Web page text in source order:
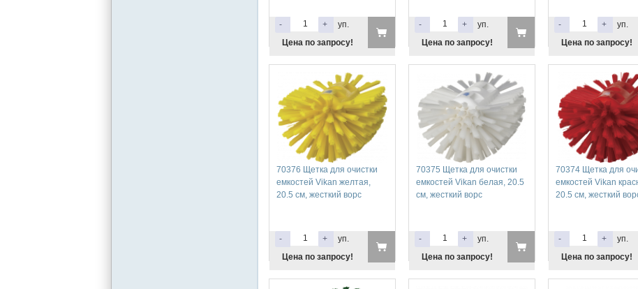
- +
уп.
Цена по запросу!
- +
уп.
Цена по запросу!
- +
уп.
Цена по запросу!
70376 Щетка для очистки
емкостей Vikan желтая,
20.5 см, жесткий ворс
- +
уп.
Цена по запросу!
70375 Щетка для очистки
емкостей Vikan белая, 20.5
см, жесткий ворс
- +
уп.
Цена по запросу!
70374 Щетка для
емкостей Vikan
20.5 см, жесткий
- +
уп.
Цена по запросу!